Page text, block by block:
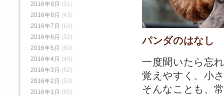
パンダのはなし
一度聞いたら忘
覚えやすく、小
そんなことも、
2016年9月 (51)
2016年8月 (43)
2016年7月 (64)
2016年6月 (52)
2016年5月 (60)
2016年4月 (49)
2016年3月 (52)
2016年2月 (53)
2016年1月 (65)